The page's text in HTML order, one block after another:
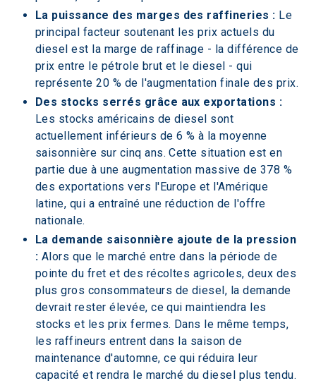
La puissance des marges des raffineries : Le
principal facteur soutenant les prix actuels du
diesel est la marge de raffinage - la différence de
prix entre le pétrole brut et le diesel - qui
représente 20 % de l'augmentation finale des prix.
Des stocks serrés grâce aux exportations :
Les stocks américains de diesel sont
actuellement inférieurs de 6 % à la moyenne
saisonnière sur cinq ans. Cette situation est en
partie due à une augmentation massive de 378 %
des exportations vers l'Europe et l'Amérique
latine, qui a entraîné une réduction de l'offre
nationale.
La demande saisonnière ajoute de la pression
: Alors que le marché entre dans la période de
pointe du fret et des récoltes agricoles, deux des
plus gros consommateurs de diesel, la demande
devrait rester élevée, ce qui maintiendra les
stocks et les prix fermes. Dans le même temps,
les raffineurs entrent dans la saison de
maintenance d'automne, ce qui réduira leur
capacité et rendra le marché du diesel plus tendu.